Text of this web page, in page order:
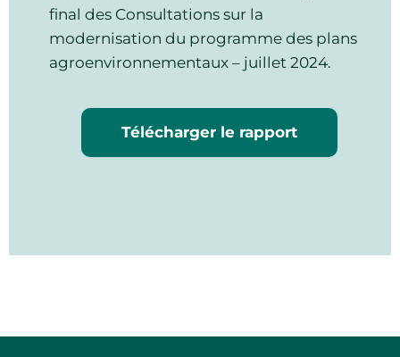
10
Atelier de (PAE) plan
agroenvironnemental (Jour 1)
32 Seneca Road, Leamington,
Ontario
Atelier de (PAE) plan
final des Consultations sur la
modernisation du programme des plans
agroenvironnementaux – juillet 2024.
Télécharger le rapport